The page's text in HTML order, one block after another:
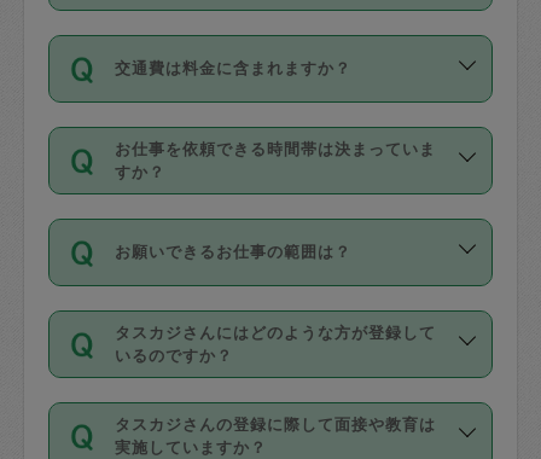
がっていく仕組みになっています。
Diners Club）のみとなります。
を行う際にご入力ください。プロフィー
ル登録時にはご入力いただかなくても大
丈夫です。
デビットカード・プリペイドカード（Vプ
リカ、au WALLETなど）は支払にはご利
銀行振込や現金払いも対応していませ
なお、タスカジさんの交通費も、依頼料
金のご請求と合わせてお支払いとなりま
動計算で表示されます。
依頼には「スポット」と「定期（毎週｜
隔週）」があり、「定期」の依頼は「ス
ポット」よりお得な料金でご利用できま
す。
定期の最低利用回数は設けていない代わ
りに、一定数を超えたキャンセルは有償
（例：毎週定期の場合は３回以上のキャ
ンセルが有償（1200円、隔週定期の場合
は２回以上のキャンセルが有償（1200
交通費は料金に含まれますか？
交通費は依頼料金とは別途発生し、依頼
料金のご請求と合わせてお支払いとなり
ます。交通費の金額は「依頼の詳細」に
お仕事を依頼できる時間帯は決まっていま
すか？
時間帯は3種類あります。いずれも１回あ
たり３時間です。
・ＡＭ ９時～１２時
・ＰＭ １３時～１６時
・夜 １８時～２１時
開始時間を２時間前後変更することが可
お願いできるお仕事の範囲は？
掃除、整理収納、洗濯、買い物、料理、
作り置きです。タスカジさんによってで
きる仕事の範囲が異なりますので、依頼
する前にタスカジさんのプロフィールで
確認してください。
タスカジさんにはどのような方が登録して
いるのですか？
主婦として長年の家事経験をお持ちの
方、栄養士・調理師といった資格者で保
タスカジさんの登録に際して面接や教育は
実施していますか？